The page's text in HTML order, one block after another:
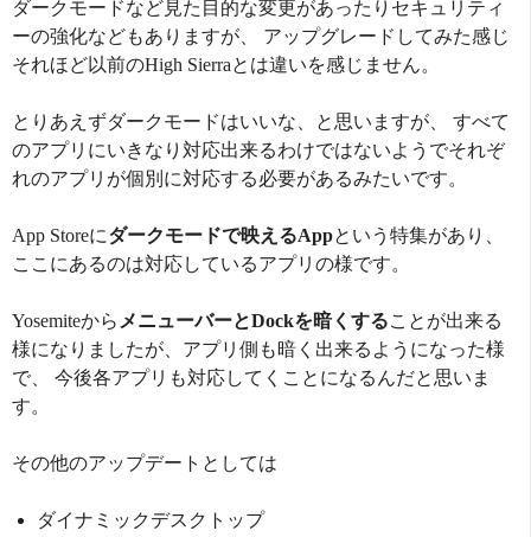
ダークモードなど見た目的な変更があったりセキュリティ
ーの強化などもありますが、 アップグレードしてみた感じ
それほど以前のHigh Sierraとは違いを感じません。
とりあえずダークモードはいいな、と思いますが、 すべて
のアプリにいきなり対応出来るわけではないようでそれぞ
れのアプリが個別に対応する必要があるみたいです。
App Storeにダークモードで映えるAppという特集があり、
ここにあるのは対応しているアプリの様です。
Yosemiteから メニューバーとDockを暗くすることが出来る
様になりましたが、アプリ側も暗く出来るようになった様
で、 今後各アプリも対応してくことになるんだと思いま
す。
その他のアップデートとしては
ダイナミックデスクトップ